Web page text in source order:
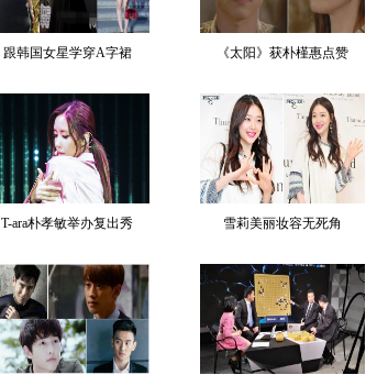
跟韩国女星学穿A字裙 《太阳》获朴槿惠点赞
T-ara朴孝敏举办复出秀 雪莉美丽妆容无死角